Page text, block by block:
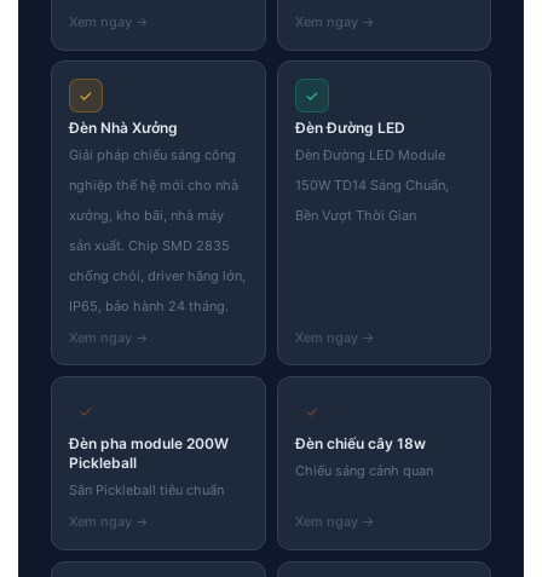
✓
Đèn Nhà Xưởng
Giải pháp chiếu sáng công
nghiệp thế hệ mới cho nhà
xưởng, kho bãi, nhà máy
sản xuất. Chip SMD 2835
chống chói, driver hãng lớn,
IP65, bảo hành 24 tháng.
✓
Đèn Đường LED
Đèn Đường LED Module
150W TD14 Sáng Chuẩn,
Bền Vượt Thời Gian
✓
Đèn pha module 200W
Pickleball
Sân Pickleball tiêu chuẩn
✓
Đèn chiếu cây 18w
Chiếu sáng cảnh quan